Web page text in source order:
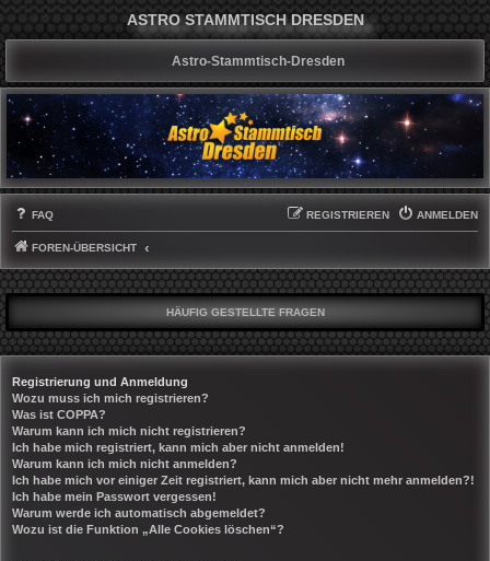
ASTRO STAMMTISCH DRESDEN
Astro-Stammtisch-Dresden
FAQ ANMELDEN
REGISTRIEREN
FOREN-ÜBERSICHT
HÄUFIG GESTELLTE FRAGEN
Registrierung und Anmeldung
Wozu muss ich mich registrieren?
Was ist COPPA?
Warum kann ich mich nicht registrieren?
Ich habe mich registriert, kann mich aber nicht anmelden!
Warum kann ich mich nicht anmelden?
Ich habe mich vor einiger Zeit registriert, kann mich aber nicht mehr anmelden?!
Ich habe mein Passwort vergessen!
Warum werde ich automatisch abgemeldet?
Wozu ist die Funktion „Alle Cookies löschen“?